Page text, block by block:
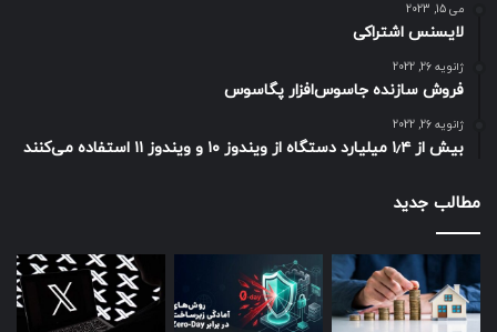
می 15, 2023
لایسنس اشتراکی
ژانویه 26, 2022
فروش سازنده جاسوس‌افزار پگاسوس
ژانویه 26, 2022
بیش از ۱٫۴ میلیارد دستگاه از ویندوز ۱۰ و ویندوز ۱۱ استفاده می‌کنند
مطالب جدید